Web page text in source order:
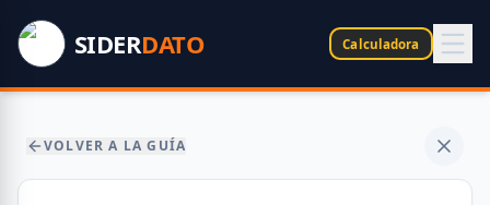
SIDERDATO Calculadora
VOLVER A LA GUÍA